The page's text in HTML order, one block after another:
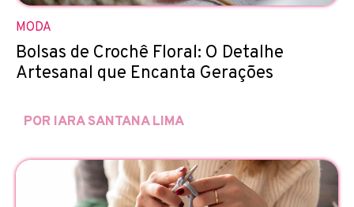
MODA
Bolsas de Crochê Floral: O Detalhe
Artesanal que Encanta Gerações
POR IARA SANTANA LIMA